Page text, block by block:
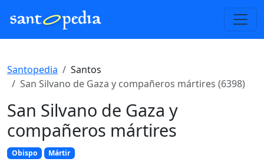
Santopedia
Santos
San Silvano de Gaza y compañeros mártires (6398)
San Silvano de Gaza y
compañeros mártires
Obispo Mártir